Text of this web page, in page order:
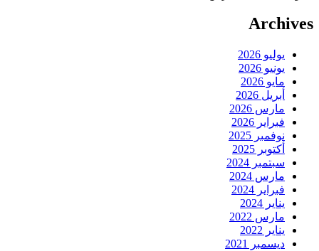
Archives
يوليو 2026
يونيو 2026
مايو 2026
أبريل 2026
مارس 2026
فبراير 2026
نوفمبر 2025
أكتوبر 2025
سبتمبر 2024
مارس 2024
فبراير 2024
يناير 2024
مارس 2022
يناير 2022
ديسمبر 2021